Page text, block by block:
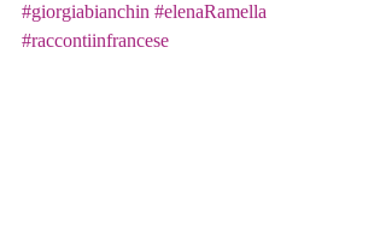
#giorgiabianchin #elenaRamella
#raccontiinfrancese